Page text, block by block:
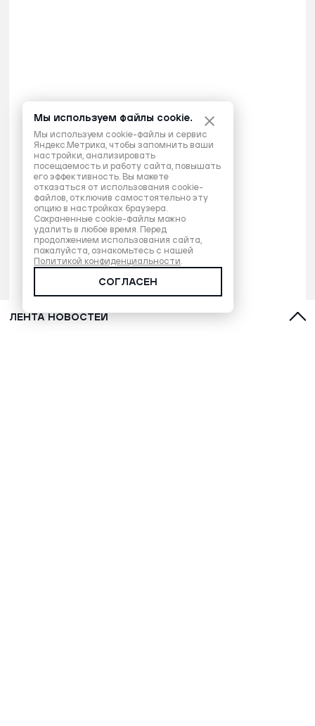
ЛЕНТА НОВОСТЕЙ
Мы используем файлы cookie.
Мы используем cookie-файлы и сервис
Яндекс.Метрика, чтобы запомнить ваши
настройки, анализировать
посещаемость и работу сайта, повышать
его эффективность. Вы можете
отказаться от использования cookie-
файлов, отключив самостоятельно эту
опцию в настройках браузера.
Сохраненные cookie-файлы можно
удалить в любое время. Перед
продолжением использования сайта,
пожалуйста, ознакомьтесь с нашей
Политикой конфиденциальности.
СОГЛАСЕН